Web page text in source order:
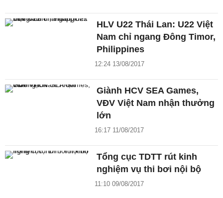
HLV U22 Thái Lan: U22 Việt
Nam chỉ ngang Đông Timor,
Philippines
12:24 13/08/2017
Giành HCV SEA Games,
VĐV Việt Nam nhận thưởng
lớn
16:17 11/08/2017
Tổng cục TDTT rút kinh
nghiệm vụ thi bơi nội bộ
11:10 09/08/2017